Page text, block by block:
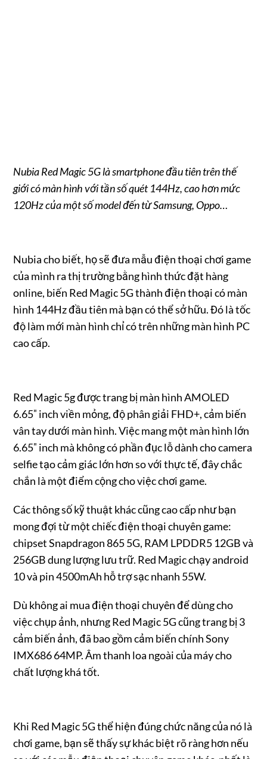
Nubia Red Magic 5G là smartphone đầu tiên trên thế
giới có màn hình với tần số quét 144Hz, cao hơn mức
120Hz của một số model đến từ Samsung, Oppo…
Nubia cho biết, họ sẽ đưa mẫu điện thoại chơi game
của mình ra thị trường bằng hình thức đặt hàng
online, biến Red Magic 5G thành điện thoại có màn
hình 144Hz đầu tiên mà bạn có thể sở hữu. Đó là tốc
độ làm mới màn hình chỉ có trên những màn hình PC
cao cấp.
Red Magic 5g được trang bị màn hình AMOLED
6.65″ inch viền mỏng, độ phân giải FHD+, cảm biến
vân tay dưới màn hình. Việc mang một màn hình lớn
6.65″ inch mà không có phần đục lỗ dành cho camera
selfie tạo cảm giác lớn hơn so với thực tế, đây chắc
chắn là một điểm cộng cho việc chơi game.
Các thông số kỹ thuật khác cũng cao cấp như bạn
mong đợi từ một chiếc điện thoại chuyên game:
chipset Snapdragon 865 5G, RAM LPDDR5 12GB và
256GB dung lượng lưu trữ. Red Magic chạy android
10 và pin 4500mAh hỗ trợ sạc nhanh 55W.
Dù không ai mua điện thoại chuyên để dùng cho
việc chụp ảnh, nhưng Red Magic 5G cũng trang bị 3
cảm biến ảnh, đã bao gồm cảm biến chính Sony
IMX686 64MP. Âm thanh loa ngoài của máy cho
chất lượng khá tốt.
Khi Red Magic 5G thể hiện đúng chức năng của nó là
chơi game, bạn sẽ thấy sự khác biệt rõ ràng hơn nếu